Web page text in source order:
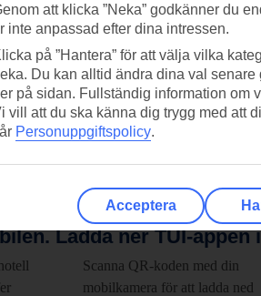
Ladda ner TUI-appen
Scanna QR-koden med din
mobilkamera för att ladda ned
att klicka ”Neka” godkänner du
inte anpassad efter dina intressen.
på ”Hantera” för att välja vilka
Du kan alltid ändra dina val senare
på sidan. Fullständig information om
vill att du ska känna dig trygg med att
Personuppgiftspolicy.
Acceptera